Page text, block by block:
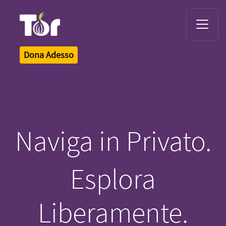
Dona Adesso
Naviga in Privato.
Esplora
Liberamente.